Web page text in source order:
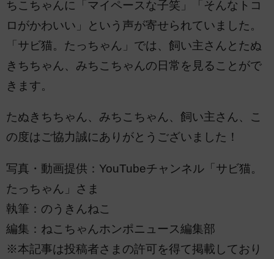
ちこちゃんに「マイペースな子笑」「そんなトコ
ロがかわいい」という声が寄せられていました。
「サビ猫。たっちゃん」では、飼い主さんとたぬ
きちちゃん、みちこちゃんの日常を見ることがで
きます。
たぬきちちゃん、みちこちゃん、飼い主さん、こ
の度はご協力誠にありがとうございました！
写真・動画提供：YouTubeチャンネル「サビ猫。
たっちゃん」さま
執筆：のうきんねこ
編集：ねこちゃんホンポニュース編集部
※本記事は投稿者さまの許可を得て掲載しており